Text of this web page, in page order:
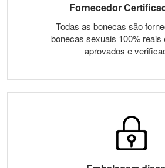
Fornecedor
Todas as bonecas são
bonecas sexuais 100% reais
aprovados e